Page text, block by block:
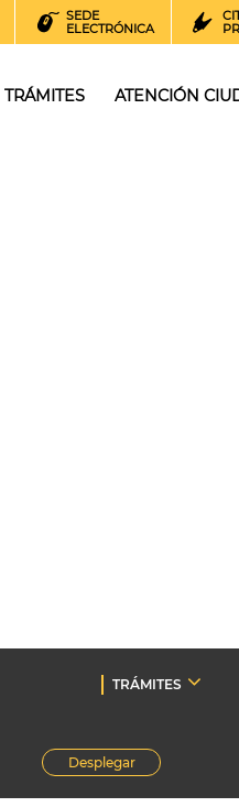
SEDE
ELECTRÓNICA
TRÁMITES ATENCIÓN
TRÁMITES
Desplegar